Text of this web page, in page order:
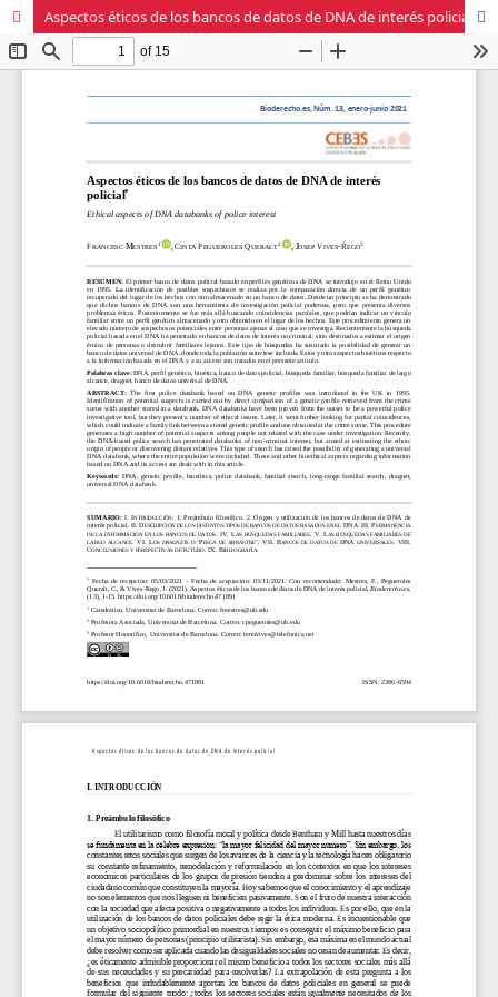
Aspectos éticos de los bancos de datos de DNA de interés policial